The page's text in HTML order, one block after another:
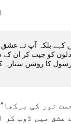
نور کی
عشق میں ڈوب کر